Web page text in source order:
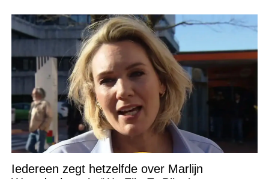
Iedereen zegt hetzelfde over Marlijn